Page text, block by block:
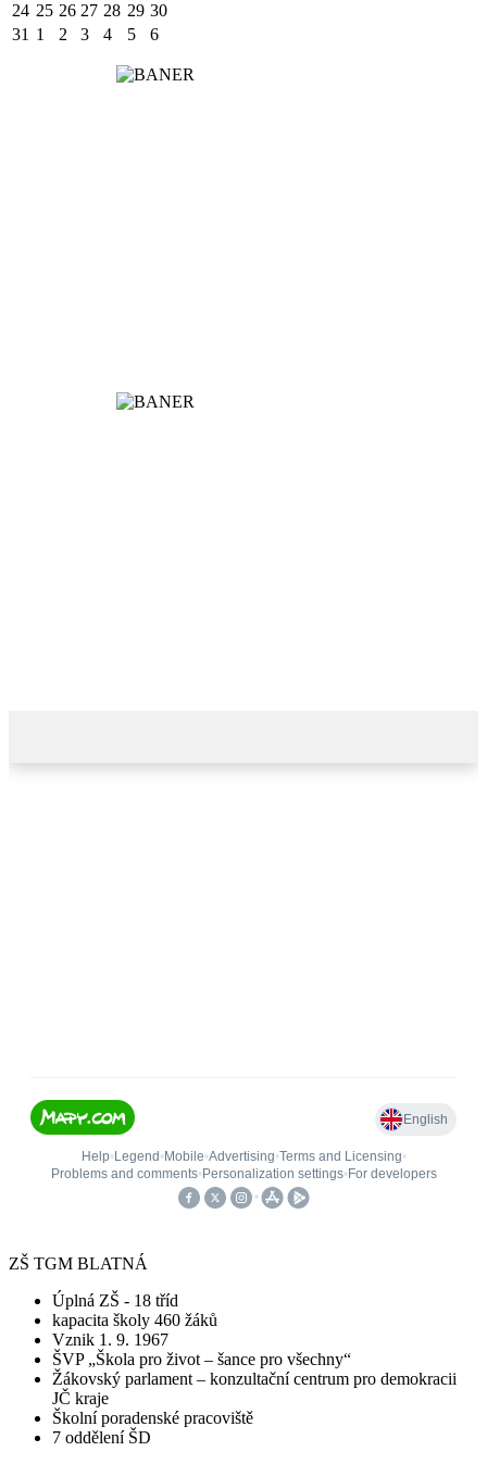
24 25 26 27 28 29 30
31 1 2 3 4 5 6
ZŠ TGM BLATNÁ
Úplná ZŠ - 18 tříd
kapacita školy 460 žáků
Vznik 1. 9. 1967
ŠVP „Škola pro život – šance pro všechny“
Žákovský parlament – konzultační centrum pro demokracii
JČ kraje
Školní poradenské pracoviště
7 oddělení ŠD